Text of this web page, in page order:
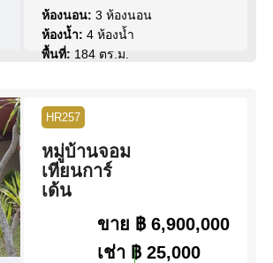
ห้องนอน: 3 ห้องนอน
ห้องน้ำ: 4 ห้องน้ำ
พื้นที่: 184 ตร.ม.
วิว:วิว สระว่ายน้ำ
ดูข้อมูล
HR257
หมู่บ้านจอม
เทียนการ์
เด้น
ขาย ฿ 6,900,000
เช่า฿ 25,000